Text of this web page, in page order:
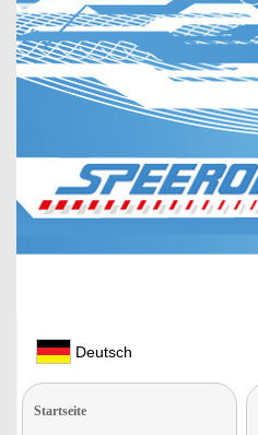
Deutsch
Startseite